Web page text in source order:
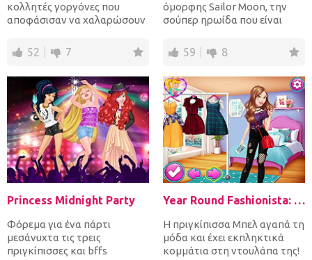
κολλητές γοργόνες που
αποφάσισαν να χαλαρώσουν
52 7
όμορφης Sailor Moon, την
σούπερ ηρωίδα που είναι
59 8
Princess Midnight Party
Φόρεμα για ένα πάρτι
μεσάνυχτα τις τρεις
πριγκίπισσες και bffs
Year Round Fashionista: Belle
Η πριγκίπισσα Μπελ αγαπά τη
μόδα και έχει εκπληκτικά
κομμάτια στη ντουλάπα της!